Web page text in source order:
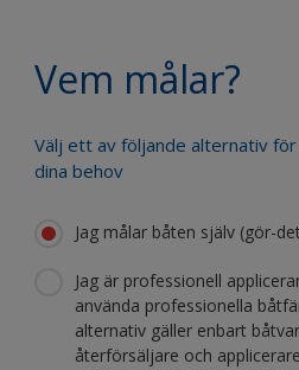
BOTTENFÄRG. Av
bottenfärg enbart
Applicering av ett för
Så undviker du det:
rekommendationer och
Förflyttning av objektet
GRP-/kompositbåt med
träbåtar.
Så undviker du det:
enkomponentsystem
Vem målar?
Välj ett av följande alternativ
dina behov
Jag målar båten själv (gör-
Jag är professionell
använda professionella
alternativ gäller enbart
återförsäljare och